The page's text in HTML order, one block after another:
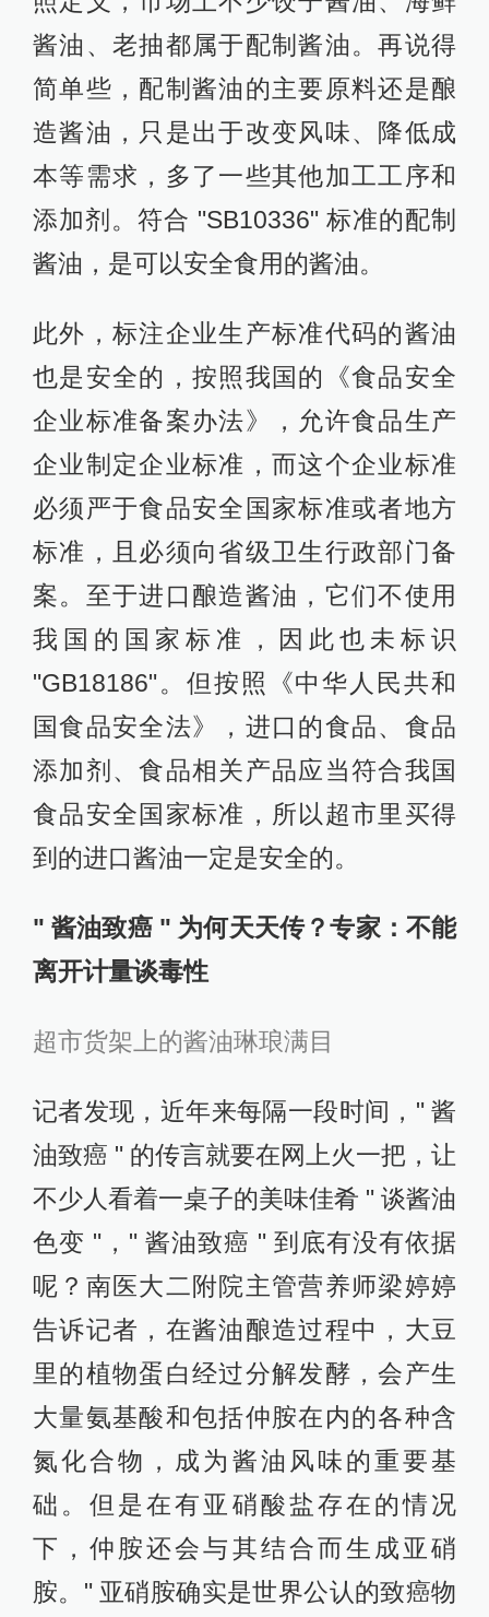
酱油、老抽都属于配制酱油。再说得
简单些，配制酱油的主要原料还是酿
造酱油，只是出于改变风味、降低成
本等需求，多了一些其他加工工序和
添加剂。符合 "SB10336" 标准的配制
酱油，是可以安全食用的酱油。
此外，标注企业生产标准代码的酱油
也是安全的，按照我国的《食品安全
企业标准备案办法》，允许食品生产
企业制定企业标准，而这个企业标准
必须严于食品安全国家标准或者地方
标准，且必须向省级卫生行政部门备
案。至于进口酿造酱油，它们不使用
我国的国家标准，因此也未标识
"GB18186"。但按照《中华人民共和
国食品安全法》，进口的食品、食品
添加剂、食品相关产品应当符合我国
食品安全国家标准，所以超市里买得
到的进口酱油一定是安全的。
" 酱油致癌 " 为何天天传？专家：不能
离开计量谈毒性
超市货架上的酱油琳琅满目
记者发现，近年来每隔一段时间，" 酱
油致癌 " 的传言就要在网上火一把，让
不少人看着一桌子的美味佳肴 " 谈酱油
色变 "，" 酱油致癌 " 到底有没有依据
呢？南医大二附院主管营养师梁婷婷
告诉记者，在酱油酿造过程中，大豆
里的植物蛋白经过分解发酵，会产生
大量氨基酸和包括仲胺在内的各种含
氮化合物，成为酱油风味的重要基
础。但是在有亚硝酸盐存在的情况
下，仲胺还会与其结合而生成亚硝
胺。" 亚硝胺确实是世界公认的致癌物